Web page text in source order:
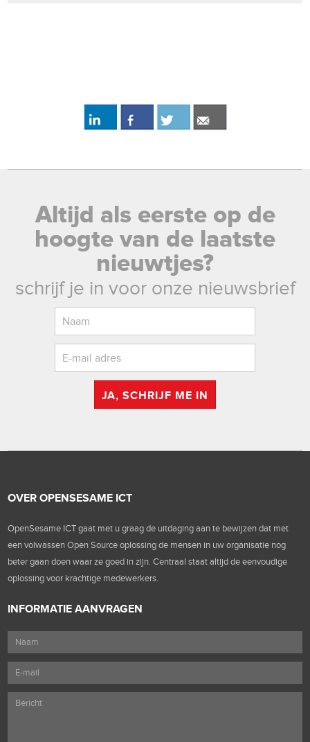
Altijd als eerste op de
hoogte van de laatste
nieuwtjes?
schrijf je in voor onze nieuwsbrief
JA, SCHRIJF ME IN
OVER OPENSESAME ICT
OpenSesame ICT gaat met u graag de uitdaging aan te bewijzen dat met
een volwassen Open Source oplossing de mensen in uw organisatie nog
beter gaan doen waar ze goed in zijn. Centraal staat altijd de eenvoudige
oplossing voor krachtige medewerkers.
INFORMATIE AANVRAGEN